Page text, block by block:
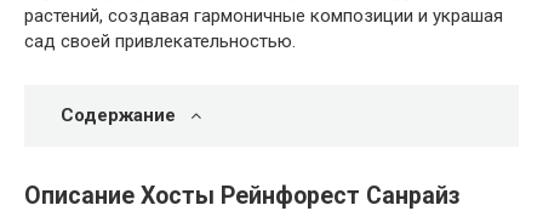
растений, создавая гармоничные композиции и украшая
сад своей привлекательностью.
Содержание
Описание Хосты Рейнфорест Санрайз